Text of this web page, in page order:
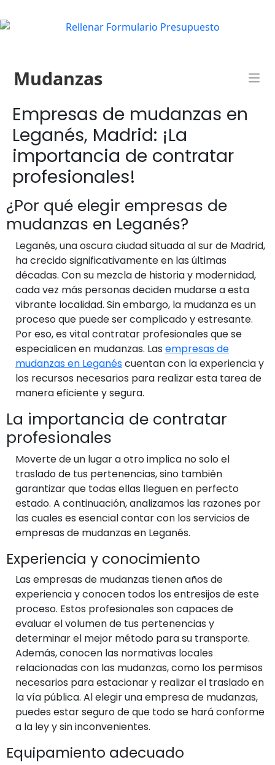
Mudanzas
Empresas de mudanzas en
Leganés, Madrid: ¡La
importancia de contratar
profesionales!
¿Por qué elegir empresas de
mudanzas en Leganés?
Leganés, una oscura ciudad situada al sur de Madrid,
ha crecido significativamente en las últimas
décadas. Con su mezcla de historia y modernidad,
cada vez más personas deciden mudarse a esta
vibrante localidad. Sin embargo, la mudanza es un
proceso que puede ser complicado y estresante.
Por eso, es vital contratar profesionales que se
especialicen en mudanzas. Las empresas de
mudanzas en Leganéscuentan con la experiencia y
los recursos necesarios para realizar esta tarea de
manera eficiente y segura.
La importancia de contratar
profesionales
Moverte de un lugar a otro implica no solo el
traslado de tus pertenencias, sino también
garantizar que todas ellas lleguen en perfecto
estado. A continuación, analizamos las razones por
las cuales es esencial contar con los servicios de
empresas de mudanzas en Leganés.
Experiencia y conocimiento
Las empresas de mudanzas tienen años de
experiencia y conocen todos los entresijos de este
proceso. Estos profesionales son capaces de
evaluar el volumen de tus pertenencias y
determinar el mejor método para su transporte.
Además, conocen las normativas locales
relacionadas con las mudanzas, como los permisos
necesarios para estacionar y realizar el traslado en
la vía pública. Al elegir una empresa de mudanzas,
puedes estar seguro de que todo se hará conforme
a la ley y sin inconvenientes.
Equipamiento adecuado